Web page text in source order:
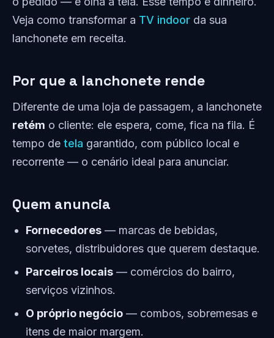
Veja como transformar a TV indoor da sua
lanchonete em receita.
Por que a lanchonete rende
Diferente de uma loja de passagem, a lanchonete
retém o cliente: ele espera, come, fica na fila. É
tempo de tela garantido, com público local e
recorrente — o cenário ideal para anunciar.
Quem anuncia
Fornecedores — marcas de bebidas,
sorvetes, distribuidores que querem destaque.
Parceiros locais — comércios do bairro,
serviços vizinhos.
O próprio negócio — combos, sobremesas e
itens de maior margem.